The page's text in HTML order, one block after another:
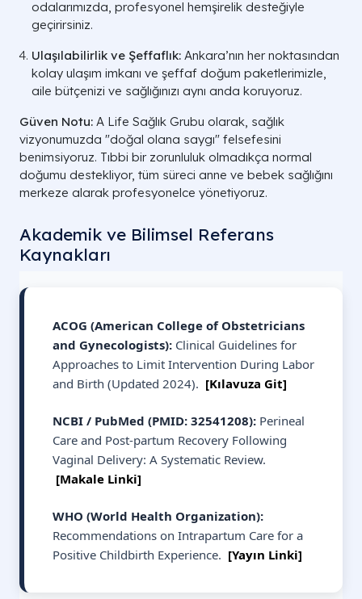
odalarımızda, profesyonel hemşirelik desteğiyle
geçirirsiniz.
Ulaşılabilirlik ve Şeffaflık: Ankara’nın her noktasından
kolay ulaşım imkanı ve şeffaf doğum paketlerimizle,
aile bütçenizi ve sağlığınızı aynı anda koruyoruz.
Güven Notu: A Life Sağlık Grubu olarak, sağlık
vizyonumuzda "doğal olana saygı" felsefesini
benimsiyoruz. Tıbbi bir zorunluluk olmadıkça normal
doğumu destekliyor, tüm süreci anne ve bebek sağlığını
merkeze alarak profesyonelce yönetiyoruz.
Akademik ve Bilimsel Referans
Kaynakları
ACOG (American College of Obstetricians
and Gynecologists): Clinical Guidelines for
Approaches to Limit Intervention During Labor
and Birth (Updated 2024). [Kılavuza Git]
NCBI / PubMed (PMID: 32541208): Perineal
Care and Post-partum Recovery Following
Vaginal Delivery: A Systematic Review.
[Makale Linki]
WHO (World Health Organization):
Recommendations on Intrapartum Care for a
Positive Childbirth Experience. [Yayın Linki]